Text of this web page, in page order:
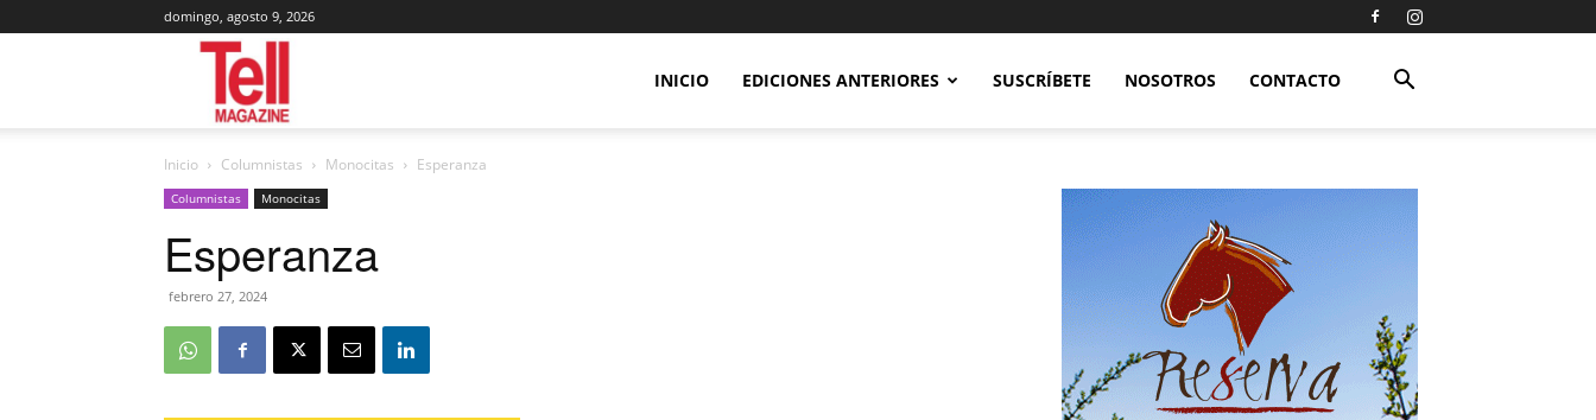
domingo, agosto 9, 2026
Magazine
INICIO EDICIONES ANTERIORES SUSCRÍBETE NOSOTROS CONTACTO
Inicio Columnistas Monocitas Esperanza
Columnistas Monocitas
Esperanza
febrero 27, 2024